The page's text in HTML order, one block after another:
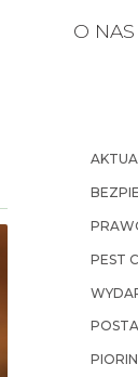
O NAS
PEST
PIORIN